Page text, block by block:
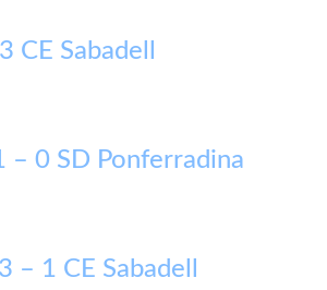
CE Sabadell
– 0 SD Ponferradina
– 1 CE Sabadell